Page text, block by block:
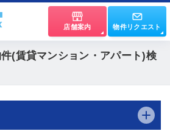
店舗案内 物件リクエスト
(賃貸マンション・アパート)検